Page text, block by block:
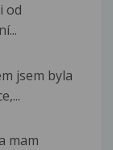
od
jsem byla
mam